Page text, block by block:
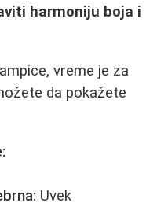
harmoniju boja i
vreme je za
da pokažete
Uvek